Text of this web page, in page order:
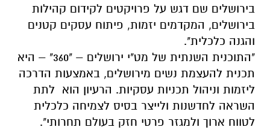
בירושלים שם דגש על פרויקטים לקידום קהילות
בירושלים, המקדמים יזמות, פיתוח עסקים קטנים
והגנה כלכלית".
"התוכנית השנתית של מט"י ירושלים – "360" – היא
תכנית להעצמת נשים מירושלים, באמצעות הדרכה
ליזמות וניהול תכניות עסקיות. הרעיון הוא לתת
השראה לחדשנות ולייצר בסיס לצמיחה כלכלית
לטווח ארוך ולמגזר פרטי חזק בעולם תחרותי".